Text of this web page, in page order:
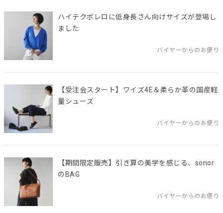
ハイテクボレロに低身長さん向けサイズが登場し
ました
バイヤーからのお便り
【受注会スタート】ワイズ4E＆柔らか革の国産軽
量シューズ
バイヤーからのお便り
【期間限定販売】引き算の美学を感じる、sonor
のBAG
バイヤーからのお便り